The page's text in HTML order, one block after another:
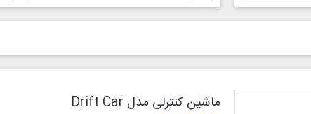
ماشین کنترلی مدل Drift Car